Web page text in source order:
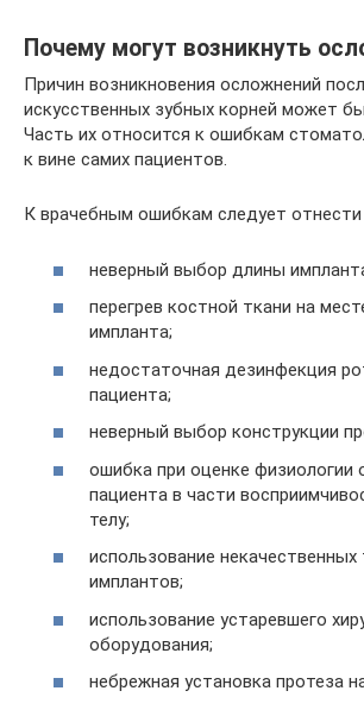
Почему могут возникнуть
Причин возникновения осложнений
искусственных зубных корней может
Часть их относится к ошибкам
к вине самих пациентов.
К врачебным ошибкам следует отнести
неверный выбор длины
перегрев костной ткани на
импланта;
недостаточная дезинфекция
пациента;
неверный выбор конструкции
ошибка при оценке физиологии
пациента в части
телу;
использование
имплантов;
использование устаревшего
оборудования;
небрежная установка протеза